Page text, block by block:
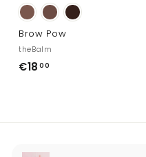
Brow Pow
theBalm
€18 00
0